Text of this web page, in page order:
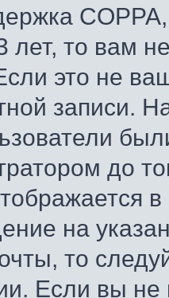
то вам
это не
записи.
до
на
то
Если вы